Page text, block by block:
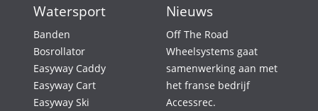
Watersport
Banden
Bosrollator
Easyway Caddy
Easyway Cart
Easyway Ski
Nieuws
Off The Road
Wheelsystems gaat
samenwerking aan met
het franse bedrijf
Accessrec.